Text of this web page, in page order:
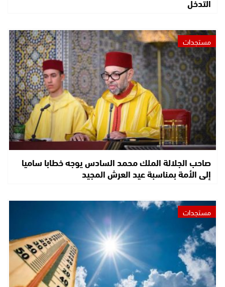
مستجدات
صاحب الجلالة الملك محمد السادس يوجه خطابا ساميا
إلى الأمة بمناسبة عيد العرش المجيد
مستجدات